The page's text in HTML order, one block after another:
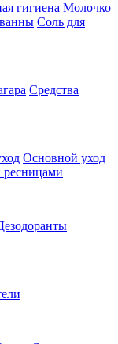
гигиена Молочко
Соль для
Средства
Основной уход
ресницами